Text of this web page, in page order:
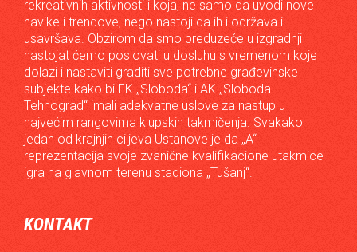
rekreativnih aktivnosti i koja, ne samo da uvodi nove
navike i trendove, nego nastoji da ih i održava i
usavršava. Obzirom da smo preduzeće u izgradnji
nastojat ćemo poslovati u dosluhu s vremenom koje
dolazi i nastaviti graditi sve potrebne građevinske
subjekte kako bi FK „Sloboda“ i AK „Sloboda -
Tehnograd“ imali adekvatne uslove za nastup u
najvećim rangovima klupskih takmičenja. Svakako
jedan od krajnjih ciljeva Ustanove je da „A“
reprezentacija svoje zvanične kvalifikacione utakmice
igra na glavnom terenu stadiona „Tušanj“.
KONTAKT